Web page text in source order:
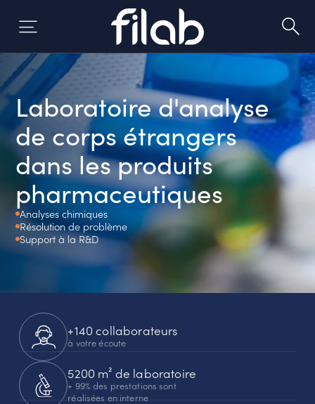
Laboratoire d'analyse
de corps étrangers
dans les produits
pharmaceutiques
Analyses chimiques
Résolution de problème
Support à la R&D
+140 collaborateurs
à votre écoute
5200 m² de laboratoire
+ 99% des prestations sont
réalisées en interne